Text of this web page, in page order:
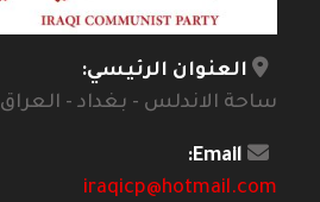
العنوان الرئيسي:
ساحة الاندلس - بغداد - العراق
Email:
iraqicp@hotmail.com